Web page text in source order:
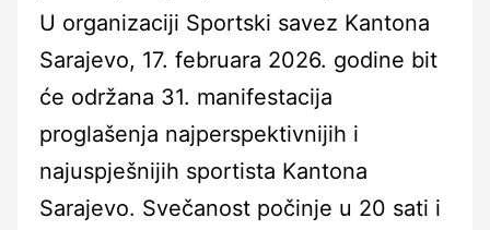
U organizaciji Sportski savez Kantona
Sarajevo, 17. februara 2026. godine bit
će održana 31. manifestacija
proglašenja najperspektivnijih i
najuspješnijih sportista Kantona
Sarajevo. Svečanost počinje u 20 sati i